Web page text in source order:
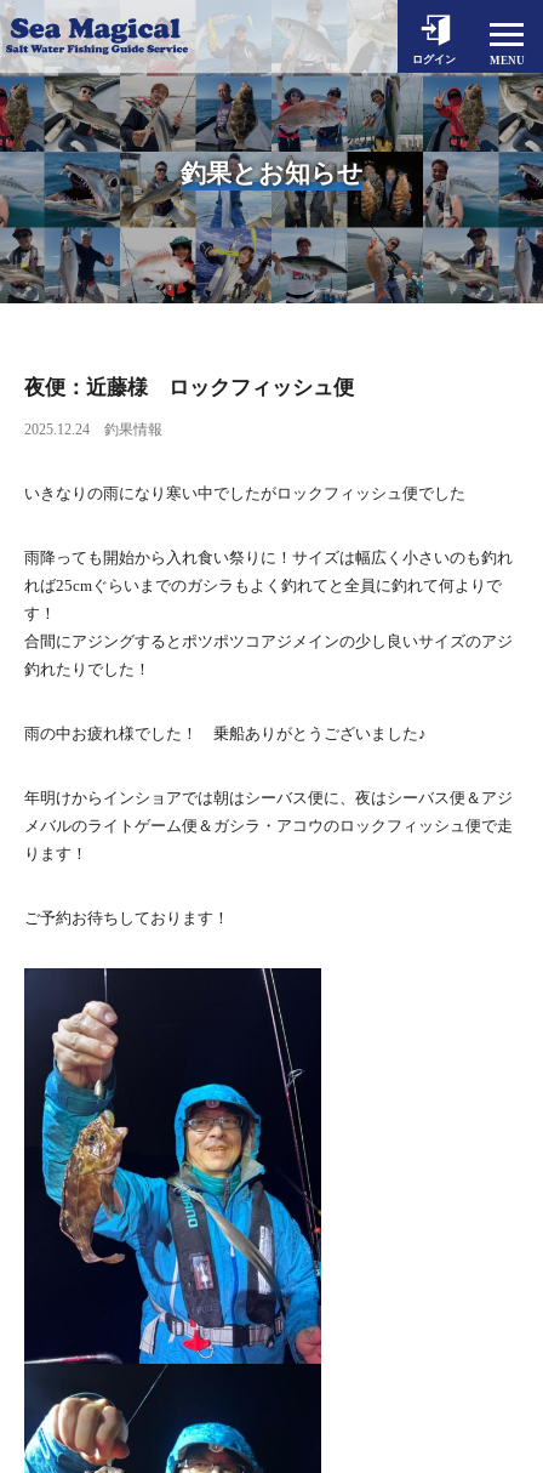
ログイン MENU
ホーム
釣果とお知らせ
出船予約
シーマジカルについて
対象魚とタックル
料金案内
よくあるご質問
アクセス
お問い合わせ
釣果とお知らせ
夜便：近藤様 ロックフィッシュ便
2025.12.24 釣果情報
いきなりの雨になり寒い中でしたがロックフィッシュ便でした
雨降っても開始から入れ食い祭りに！サイズは幅広く小さいのも釣れ
れば25cmぐらいまでのガシラもよく釣れてと全員に釣れて何よりで
す！
合間にアジングするとポツポツコアジメインの少し良いサイズのアジ
釣れたりでした！
雨の中お疲れ様でした！ 乗船ありがとうございました♪
年明けからインショアでは朝はシーバス便に、夜はシーバス便＆アジ
メバルのライトゲーム便＆ガシラ・アコウのロックフィッシュ便で走
ります！
ご予約お待ちしております！